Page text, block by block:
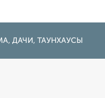
ДАЧИ, ТАУНХАУСЫ